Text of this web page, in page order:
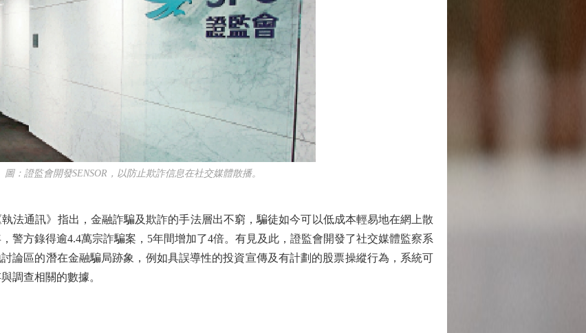
證監會開發SENSOR，以防止欺詐信息在社交媒體散播。
通訊》指出，金融詐騙及欺詐的手法層出不窮，騙徒如今可以低成本輕易地在網上散
警方錄得逾4.4萬宗詐騙案，5年間增加了4倍。有見及此，證監會開發了社交媒體監察系
論區的潛在金融騙局跡象，例如具誤導性的投資宣傳及有計劃的股票操縱行為，系統可
調查相關的數據。